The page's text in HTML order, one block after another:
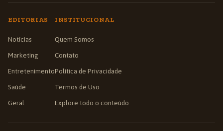
EDITORIAS
Notícias
Marketing
Entretenimento
Saúde
Geral
INSTITUCIONAL
Quem Somos
Contato
Política de Privacidade
Termos de Uso
Explore todo o conteúdo